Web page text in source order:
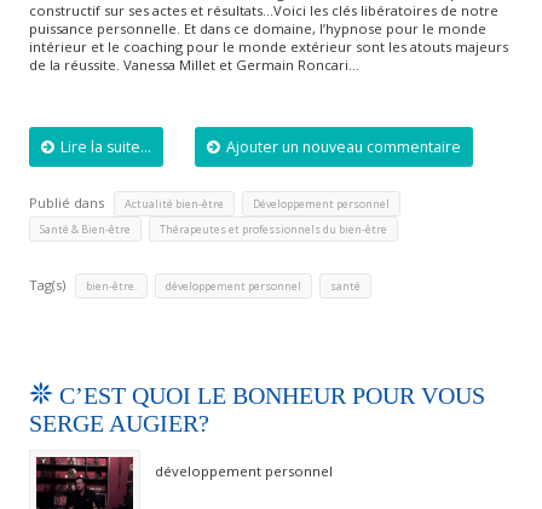
constructif sur ses actes et résultats…Voici les clés libératoires de notre
puissance personnelle. Et dans ce domaine, l’hypnose pour le monde
intérieur et le coaching pour le monde extérieur sont les atouts majeurs
de la réussite. Vanessa Millet et Germain Roncari…
Lire la suite... Ajouter un nouveau commentaire
Publié dans Actualité bien-être Développement personnel
Santé & Bien-être Thérapeutes et professionnels du bien-être
Tag(s) bien-être. développement personnel santé
C’EST QUOI LE BONHEUR POUR VOUS
SERGE AUGIER?
développement personnel